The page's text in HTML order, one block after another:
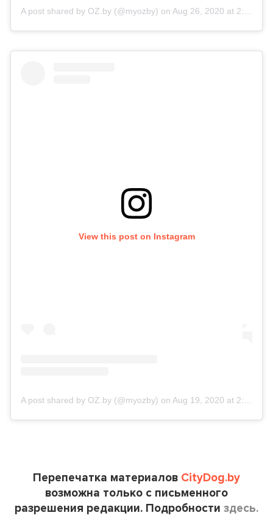
A post shared by OZ.by (@myozby) on Aug 26, 2020 at 2:54am PDT
View this post on Instagram
A post shared by OZ.by (@myozby) on Aug 19, 2020 at 2:32am PDT
Перепечатка материалов CityDog.by
возможна только с письменного
разрешения редакции. Подробности здесь.